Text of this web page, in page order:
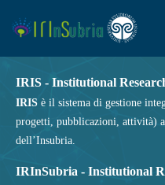
IRIS - Institutional
IRIS è il sistema di gestione
progetti, pubblicazioni, attività)
dell’Insubria.
IRInSubria - Institutional